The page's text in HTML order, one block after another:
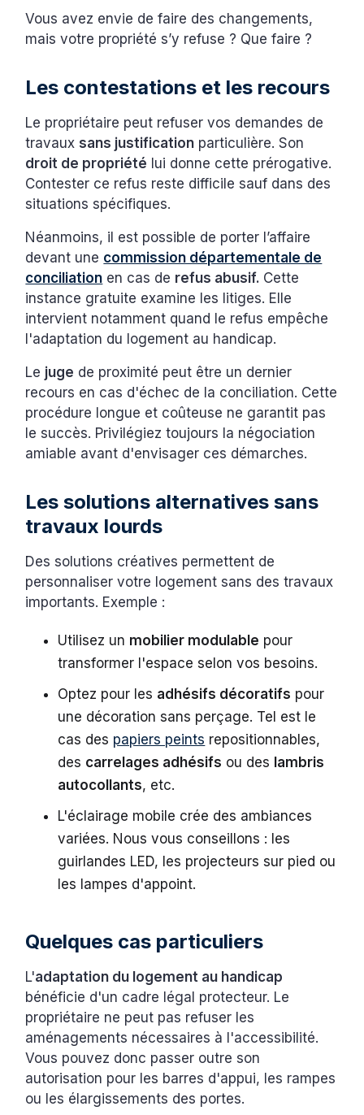
Vous avez envie de faire des changements,
mais votre propriété s’y refuse ? Que faire ?
Les contestations et les recours
Le propriétaire peut refuser vos demandes de
travauxsans justification particulière. Son
droit de propriété lui donne cette prérogative.
Contester ce refus reste difficile sauf dans des
situations spécifiques.
Néanmoins, il est possible de porter l’affaire
devant une commission départementale de
conciliation en cas de refus abusif. Cette
instance gratuite examine les litiges. Elle
intervient notamment quand le refus empêche
l'adaptation du logement au handicap.
Le juge de proximité peut être un dernier
recours en cas d'échec de la conciliation. Cette
procédure longue et coûteuse ne garantit pas
le succès. Privilégiez toujours la négociation
amiable avant d'envisager ces démarches.
Les solutions alternatives sans
travaux lourds
Des solutions créatives permettent de
personnaliser votre logement sans des travaux
importants. Exemple :
Utilisez un mobilier modulable pour
transformer l'espace selon vos besoins.
Optez pour les adhésifs décoratifs pour
une décoration sans perçage. Tel est le
cas des papiers peints repositionnables,
des carrelages adhésifs ou des lambris
autocollants, etc.
L'éclairage mobile crée des ambiances
variées. Nous vous conseillons : les
guirlandes LED, les projecteurs sur pied ou
les lampes d'appoint.
Quelques cas particuliers
L'adaptation du logement au handicap
bénéficie d'un cadre légal protecteur. Le
propriétaire ne peut pas refuser les
aménagements nécessaires à l'accessibilité.
Vous pouvez donc passer outre son
autorisation pour les barres d'appui, les rampes
ou les élargissements des portes.